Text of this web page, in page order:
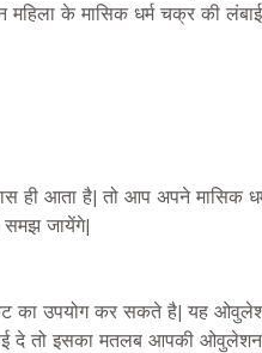
के मासिक धर्म चक्र की
आता है| तो आप अपने मासिक
समझ जायेंगे|
का उपयोग कर सकते है| यह
दे तो इसका मतलब आपकी